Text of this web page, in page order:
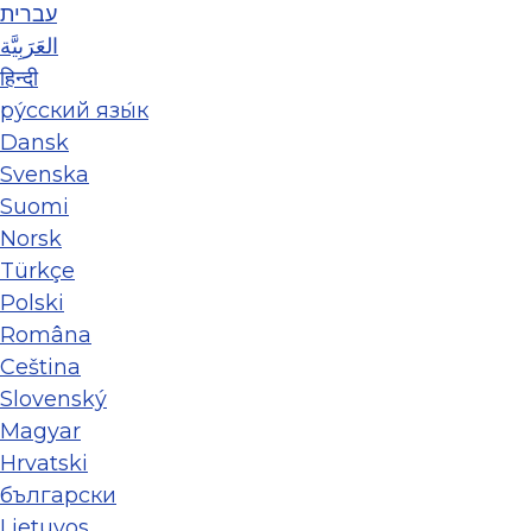
עברית
العَرَبِيَّة
हिन्दी
ру́сский язы́к
Dansk
Svenska
Suomi
Norsk
Türkçe
Polski
Româna
Ceština
Slovenský
Magyar
Hrvatski
български